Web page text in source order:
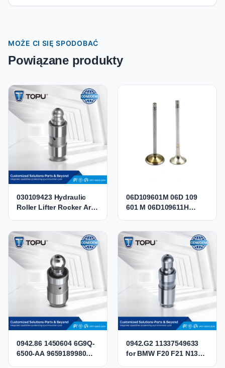
MOŻE CI SIĘ SPODOBAĆ
Powiązane produkty
030109423 Hydraulic
Roller Lifter Rocker Arm
036109423A
036109423D SEAT0301
06D109601M 06D 109
601 M 06D109611H
Audi VW 2.0 TFSI BPJ
BPY BWA CBFA CCTA
CCZB CCZA
0942.86 1450604 6G9Q-
6500-AA 9659189980
0942.G2 11337549633
for BMW F20 F21 N13